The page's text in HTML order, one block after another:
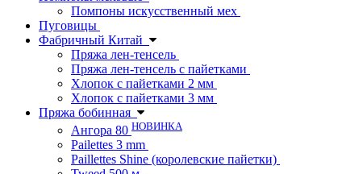
Помпоны искусственный мех
Пуговицы
Фабричный Китай
Пряжа лен-тенсель
Пряжа лен-тенсель с пайетками
Хлопок с пайетками 2 мм
Хлопок с пайетками 3 мм
Пряжа бобинная
Ангора 80 НОВИНКА
Pailettes 3 mm
Paillettes Shine (королевские пайетки)